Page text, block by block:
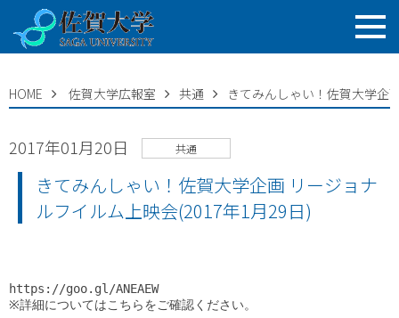
HOME 佐賀大学広報室 共通 きてみんしゃい！佐賀大学企
2017年01月20日 共通
きてみんしゃい！佐賀大学企画 リージョナ
ルフイルム上映会(2017年1月29日)
https://goo.gl/ANEAEW
※詳細についてはこちらをご確認ください。